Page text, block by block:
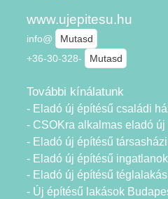
www.ujepitesu.hu
info@
Mutasd
+36-30-328-
Mutasd
További kínálatunk
- Eladó új építésű családi
- CSOKra alkalmas eladó
- Eladó új építésű
- Eladó új építésű ingatlanok
- Eladó új építésű téglalakás
- Új építésű lakások